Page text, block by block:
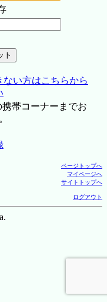
い方はこちらから
帯コーナーまでお
ページトップへ
マイページへ
サイトトップへ
ログアウト